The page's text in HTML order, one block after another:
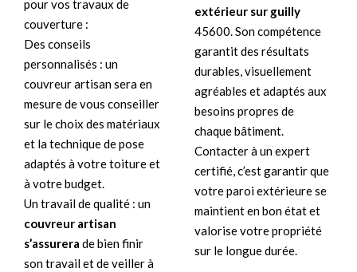
pour vos travaux de
couverture :
Des conseils
personnalisés : un
couvreur artisan sera en
mesure de vous conseiller
sur le choix des matériaux
et la technique de pose
adaptés à votre toiture et
à votre budget.
Un travail de qualité : un
couvreur artisan
s’assurera de bien finir
son travail et de veiller à
extérieur sur guilly
45600. Son compétence
garantit des résultats
durables, visuellement
agréables et adaptés aux
besoins propres de
chaque bâtiment.
Contacter à un expert
certifié, c’est garantir que
votre paroi extérieure se
maintient en bon état et
valorise votre propriété
sur le longue durée.